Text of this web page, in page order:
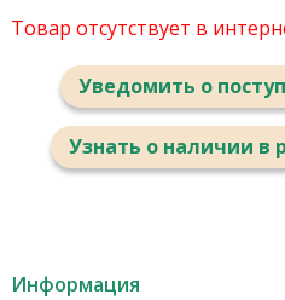
Товар отсутствует в
Уведомить о
Узнать о наличии в
Информация